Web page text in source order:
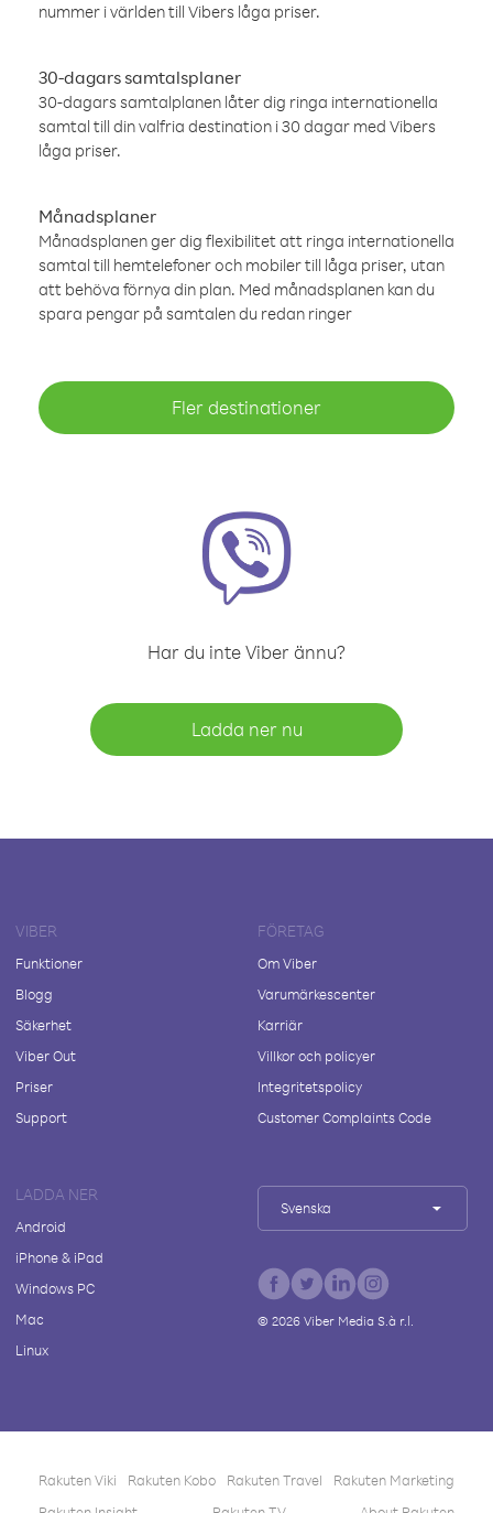
nummer i världen till Vibers låga priser.
30-dagars samtalsplaner
30-dagars samtalplanen låter dig ringa internationella
samtal till din valfria destination i 30 dagar med Vibers
låga priser.
Månadsplaner
Månadsplanen ger dig flexibilitet att ringa internationella
samtal till hemtelefoner och mobiler till låga priser, utan
att behöva förnya din plan. Med månadsplanen kan du
spara pengar på samtalen du redan ringer
Fler destinationer
Har du inte Viber ännu?
Ladda ner nu
VIBER
Funktioner
Blogg
Säkerhet
Viber Out
Priser
Support
FÖRETAG
Om Viber
Varumärkescenter
Karriär
Villkor och policyer
Integritetspolicy
Customer Complaints Code
LADDA NER
Android
iPhone & iPad
Windows PC
Mac
Linux
Svenska
© 2026Viber Media S.à r.l.
Rakuten Viki Rakuten Kobo Rakuten Travel
Rakuten Marketing